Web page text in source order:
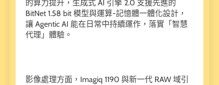
的算力提升，生成式 AI 引擎 2.0 支援先進的
BitNet 1.58 bit 模型與運算-記憶體一體化設計，
讓 Agentic AI 能在日常中持續運作，落實「智慧
代理」體驗。
影像處理方面，Imagiq 1190 與新一代 RAW 域引